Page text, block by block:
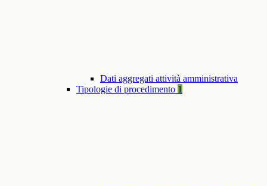
Dati aggregati attività amministrativa
Tipologie di procedimento 1